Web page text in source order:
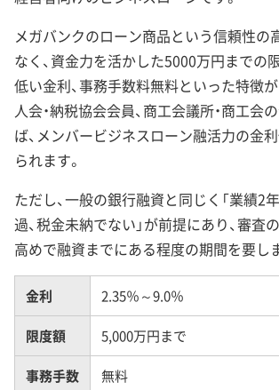
メガバンクのローン商品という信頼性の
なく、資金力を活かした5000万円までの
低い金利、事務手数料無料といった特徴
人会・納税協会会員、商工会議所・商工会
ば、メンバービジネスローン融活力の金
られます。
ただし、一般の銀行融資と同じく「業績2
過、税金未納でない」が前提にあり、審査
高めで融資までにある程度の期間を要し
金利 2.35％～9.0％
限度額 5,000万円まで
事務手数
無料